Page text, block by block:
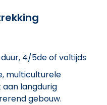
4/5de of voltijds
multiculturele
langdurig
gebouw.